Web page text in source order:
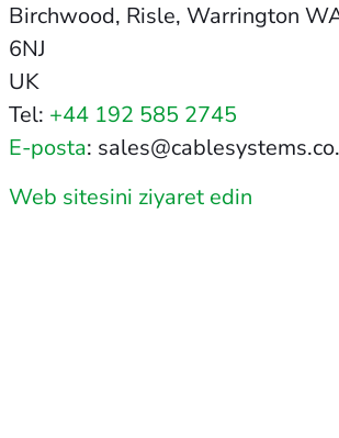
Birchwood, Risle, Warrington
6NJ
UK
Tel: +44 192 585 2745
E-posta:
Web sitesini ziyaret edin